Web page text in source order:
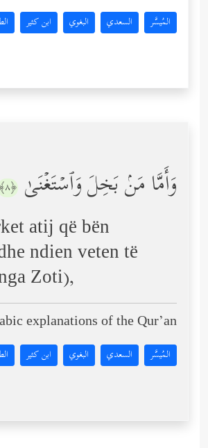
المُيسَّر السعدي البغوي ابن كثير
وَأَمَّا مَنۢ بَخِلَ وَٱسۡتَغۡنَىٰ ﴿٨﴾
atij që bën
ndien veten të
Zoti),
explanations of the Qur’an:
المُيسَّر السعدي البغوي ابن كثير